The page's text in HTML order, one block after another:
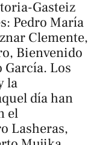
Gasteiz
Pedro María
Clemente,
Bienvenido
García. Los
la
día han
el
Lasheras,